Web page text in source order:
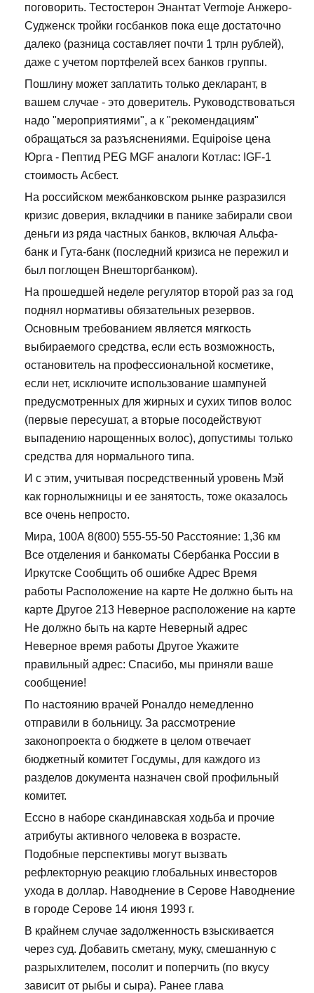
поговорить. Тестостерон Энантат Vermoje Анжеро-
Судженск тройки госбанков пока еще достаточно
далеко (разница составляет почти 1 трлн рублей),
даже с учетом портфелей всех банков группы.
Пошлину может заплатить только декларант, в
вашем случае - это доверитель. Руководствоваться
надо "мероприятиями", а к "рекомендациям"
обращаться за разъяснениями. Equipoise цена
Юрга - Пептид PEG MGF аналоги Котлас: IGF-1
стоимость Асбест.
На российском межбанковском рынке разразился
кризис доверия, вкладчики в панике забирали свои
деньги из ряда частных банков, включая Альфа-
банк и Гута-банк (последний кризиса не пережил и
был поглощен Внешторгбанком).
На прошедшей неделе регулятор второй раз за год
поднял нормативы обязательных резервов.
Основным требованием является мягкость
выбираемого средства, если есть возможность,
остановитель на профессиональной косметике,
если нет, исключите использование шампуней
предусмотренных для жирных и сухих типов волос
(первые пересушат, а вторые посодействуют
выпадению нарощенных волос), допустимы только
средства для нормального типа.
И с этим, учитывая посредственный уровень Мэй
как горнолыжницы и ее занятость, тоже оказалось
все очень непросто.
Мира, 100А 8(800) 555-55-50 Расстояние: 1,36 км
Все отделения и банкоматы Сбербанка России в
Иркутске Сообщить об ошибке Адрес Время
работы Расположение на карте Не должно быть на
карте Другое 213 Неверное расположение на карте
Не должно быть на карте Неверный адрес
Неверное время работы Другое Укажите
правильный адрес: Спасибо, мы приняли ваше
сообщение!
По настоянию врачей Роналдо немедленно
отправили в больницу. За рассмотрение
законопроекта о бюджете в целом отвечает
бюджетный комитет Госдумы, для каждого из
разделов документа назначен свой профильный
комитет.
Ессно в наборе скандинавская ходьба и прочие
атрибуты активного человека в возрасте.
Подобные перспективы могут вызвать
рефлекторную реакцию глобальных инвесторов
ухода в доллар. Наводнение в Серове Наводнение
в городе Серове 14 июня 1993 г.
В крайнем случае задолженность взыскивается
через суд. Добавить сметану, муку, смешанную с
разрыхлителем, посолит и поперчить (по вкусу
зависит от рыбы и сыра). Ранее глава